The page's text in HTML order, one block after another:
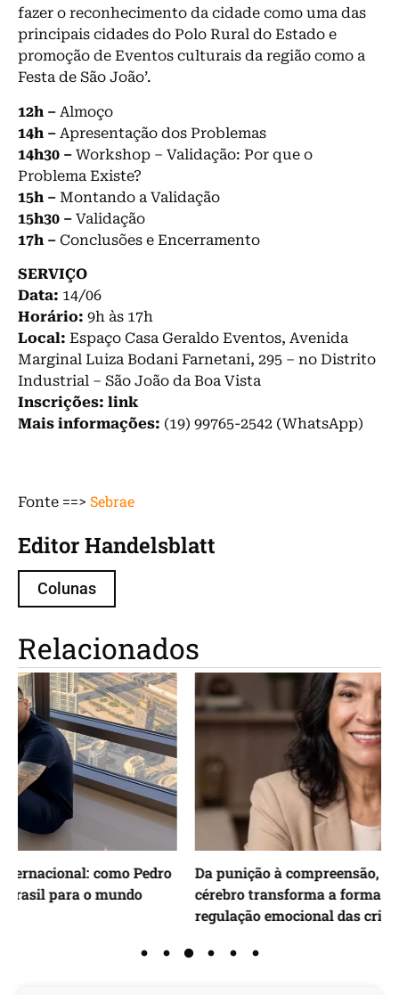
fazer o reconhecimento da cidade como uma das
principais cidades do Polo Rural do Estado e
promoção de Eventos culturais da região como a
Festa de São João’.
12h – Almoço
14h – Apresentação dos Problemas
14h30 – Workshop – Validação: Por que o
Problema Existe?
15h – Montando a Validação
15h30 – Validação
17h – Conclusões e Encerramento
SERVIÇO
Data: 14/06
Horário: 9h às 17h
Local: Espaço Casa Geraldo Eventos, Avenida
Marginal Luiza Bodani Farnetani, 295 – no Distrito
Industrial – São João da Boa Vista
Inscrições: link
Mais informações: (19) 99765-2542 (WhatsApp)
Fonte ==> Sebrae
Editor Handelsblatt
Colunas
Relacionados
Da punição à compreensão, como entender o
cérebro transforma a forma de lidar com a
regulação emocional das crianças e adolescentes